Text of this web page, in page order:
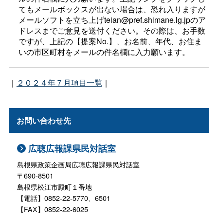
てもメールボックスが出ない場合は、恐れ入りますが
メールソフトを立ち上げteian@pref.shimane.lg.jpのア
ドレスまでご意見を送付ください。その際は、お手数
ですが、上記の【提案No.】、お名前、年代、お住ま
いの市区町村をメールの件名欄に入力願います。
｜ ２０２４年７月項目一覧 ｜
お問い合わせ先
広聴広報課県民対話室
島根県政策企画局広聴広報課県民対話室
〒690-8501
島根県松江市殿町１番地
【電話】0852-22-5770、6501
【FAX】0852-22-6025